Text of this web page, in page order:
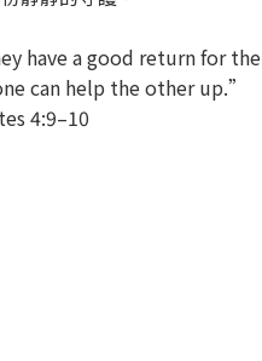
have a good return for
can help the other up.”
4:9–10